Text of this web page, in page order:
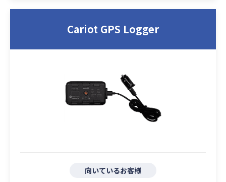
Cariot GPS Logger
向いているお客様